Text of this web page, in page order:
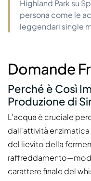
Highland Park su
persona come le
leggendari single
Domande
Perché è Così
Produzione di
L'acqua è cruciale
dall'attività
del lievito della
carattere finale del